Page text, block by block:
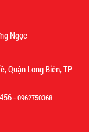
Ngọc
Long Biên, TP
-0962750368